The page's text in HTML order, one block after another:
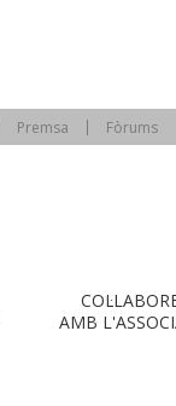
Premsa Fòrums
AMB